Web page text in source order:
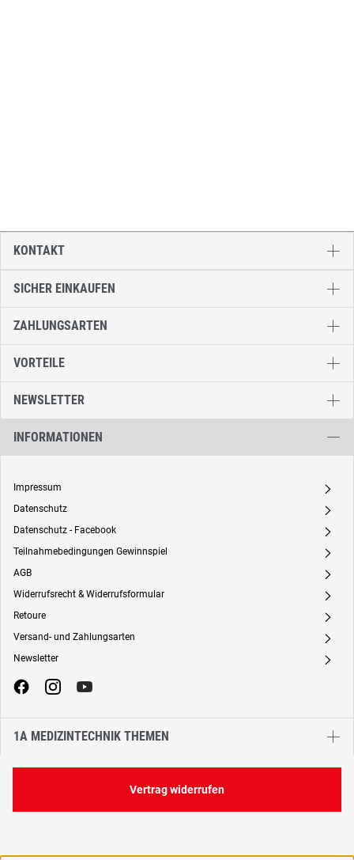
SICHER EINKAUFEN
ZAHLUNGSARTEN
VORTEILE
NEWSLETTER
INFORMATIONEN
Impressum A
Datenschutz A
Datenschutz - Facebook A
Teilnahmebedingungen Gewinnspiel A
AGB A
Widerrufsrecht & Widerrufsformular A
Retoure A
Versand- und Zahlungsarten A
Newsletter A
1A MEDIZINTECHNIK THEMEN
KONTAKT
Vertrag widerrufen